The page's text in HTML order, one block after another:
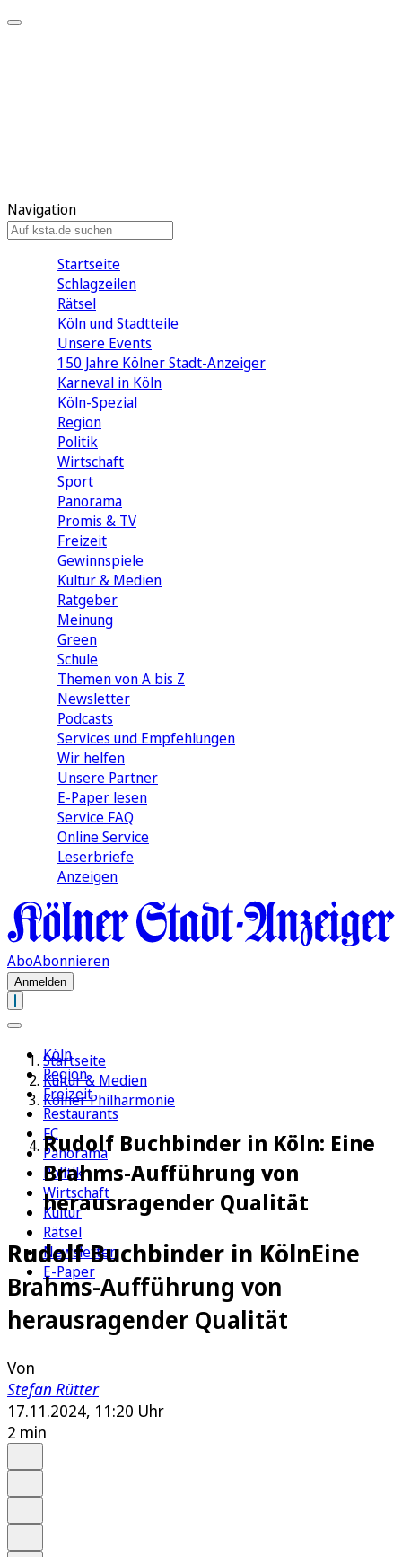
Navigation
Startseite
Schlagzeilen
Rätsel
Köln und Stadtteile
Unsere Events
150 Jahre Kölner Stadt-Anzeiger
Karneval in Köln
Köln-Spezial
Region
Politik
Wirtschaft
Sport
Panorama
Promis & TV
Freizeit
Gewinnspiele
Kultur & Medien
Ratgeber
Meinung
Green
Schule
Themen von A bis Z
Newsletter
Podcasts
Services und Empfehlungen
Wir helfen
Unsere Partner
E-Paper lesen
Service FAQ
Online Service
Leserbriefe
Anzeigen
AboAbonnieren
Anmelden
Köln
Region
Freizeit
Restaurants
FC
Panorama
Politik
Wirtschaft
Kultur
Rätsel
Newsletter
E-Paper
Startseite
Kultur & Medien
Kölner Philharmonie
Rudolf Buchbinder in Köln: Eine
Brahms-Aufführung von
herausragender Qualität
Rudolf Buchbinder in KölnEine
Brahms-Aufführung von
herausragender Qualität
Von
Stefan Rütter
17.11.2024, 11:20 Uhr
2 min